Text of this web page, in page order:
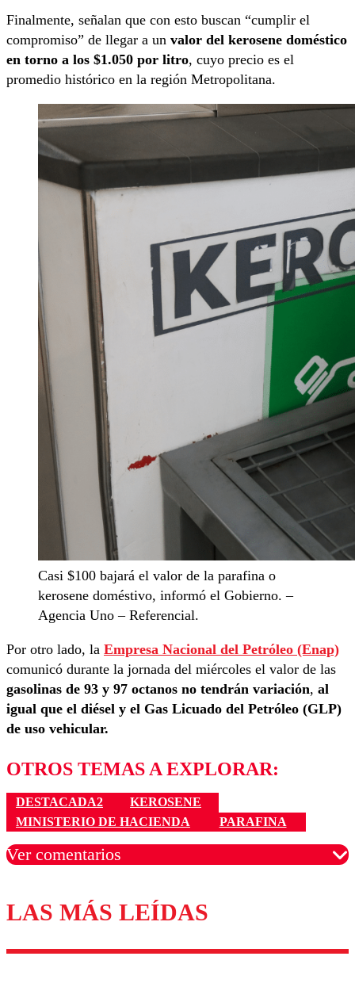
Finalmente, señalan que con esto buscan “cumplir el
compromiso” de llegar a un valor del kerosene doméstico
en torno a los $1.050 por litro, cuyo precio es el
promedio histórico en la región Metropolitana.
Casi $100 bajará el valor de la parafina o
kerosene doméstivo, informó el Gobierno. –
Agencia Uno – Referencial.
Por otro lado, la Empresa Nacional del Petróleo (Enap)
comunicó durante la jornada del miércoles el valor de las
gasolinas de 93 y 97 octanos no tendrán variación, al
igual que el diésel y el Gas Licuado del Petróleo (GLP)
de uso vehicular.
OTROS TEMAS A EXPLORAR:
DESTACADA2
KEROSENE
MINISTERIO DE HACIENDA
PARAFINA
Ver comentarios
Los comentarios son moderados para garantizar un
diálogo respetuoso.
LAS MÁS LEÍDAS